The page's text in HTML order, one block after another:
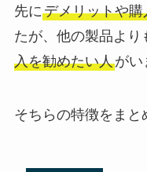
先にデメリットや
たが、他の製品より
入を勧めたい人がい
そちらの特徴をまと